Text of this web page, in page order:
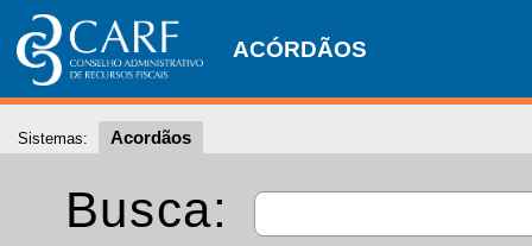
ACÓRDÃOS
Sistemas: Acordãos
Busca: